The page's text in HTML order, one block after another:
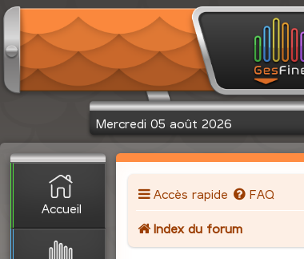
Mercredi 05 août 2026
Accueil
Accès rapide FAQ
Index du forum